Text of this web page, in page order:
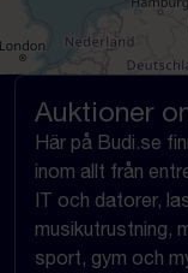
Auktioner
Här på Budi.se
inom allt från
IT och datorer,
musikutrustning,
sport, gym och